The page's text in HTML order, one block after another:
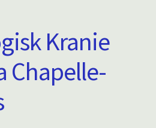
Kranie
Chapelle-